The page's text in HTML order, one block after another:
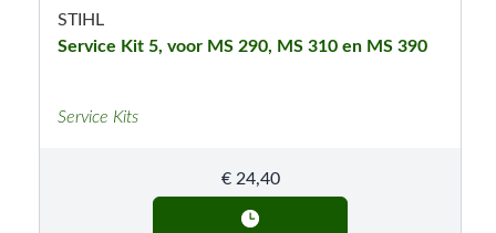
STIHL
Service Kit 5, voor MS 290, MS 310 en MS 390
Service Kits
€24,40